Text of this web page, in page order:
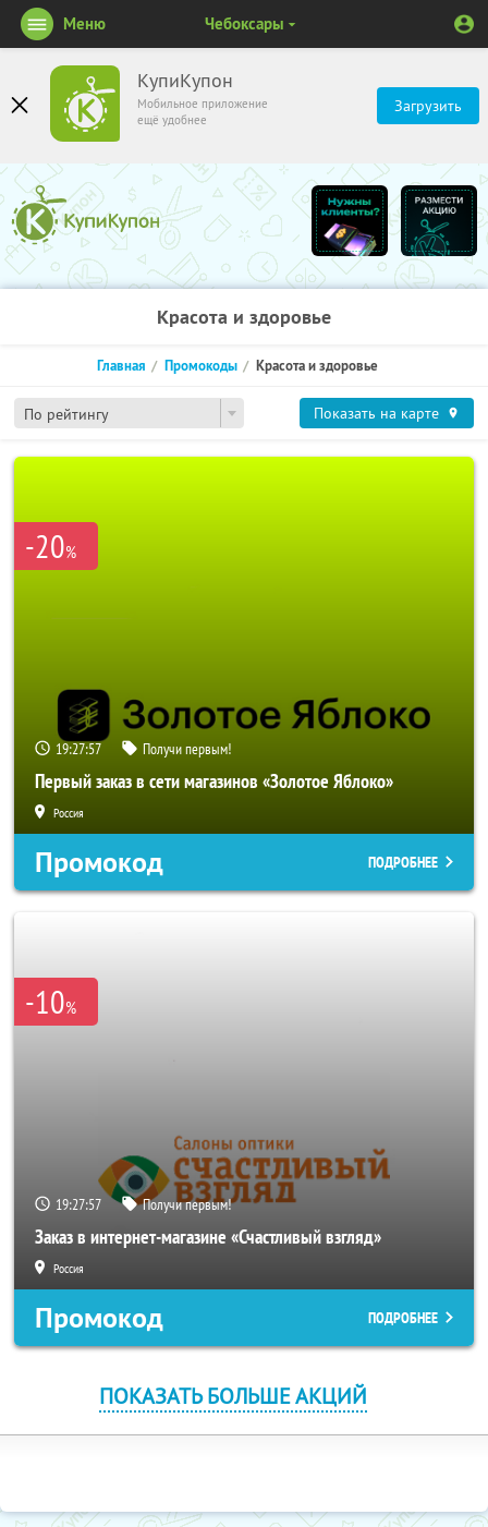
КупиКупон
Мобильное приложение
ещё удобнее
Загрузить
Меню Чебоксары
Красота и здоровье
По рейтингу
Главная Промокоды Красота и здоровье
Показать на карте
-20%
19:27:56 Получи первым!
Первый заказ в сети магазинов «Золотое Яблоко»
Россия
Промокод ПОДРОБНЕЕ
-10%
19:27:56 Получи первым!
Заказ в интернет-магазине «Счастливый взгляд»
Россия
Промокод ПОДРОБНЕЕ
ПОКАЗАТЬ БОЛЬШЕ АКЦИЙ